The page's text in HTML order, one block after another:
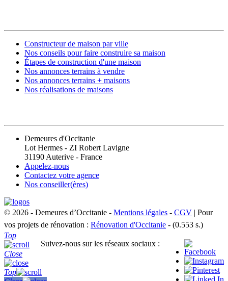
Constructeur de maison par ville
Nos conseils pour faire construire sa maison
Étapes de construction d'une maison
Nos annonces terrains à vendre
Nos annonces terrains + maisons
Nos réalisations de maisons
Demeures d'Occitanie
Lot Hermes - ZI Robert Lavigne
31190 Auterive - France
Appelez-nous
Contactez votre agence
Nos conseiller(ères)
© 2026 - Demeures d’Occitanie - Mentions légales - CGV | Pour
vos projets de rénovation : Rénovation d'Occitanie - (0.553 s.)
Suivez-nous sur les réseaux sociaux :
Top
Close
Top